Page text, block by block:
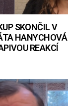
SKONČIL V
HANYCHOVÁ
REAKCÍ